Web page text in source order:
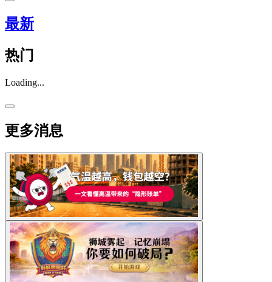
最新
热门
Loading...
更多消息